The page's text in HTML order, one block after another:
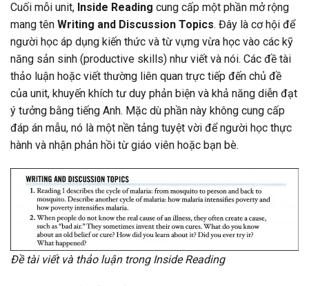
Cuối mỗi unit, Inside Reading cung cấp một phần mở rộng
mang tên Writing and Discussion Topics. Đây là cơ hội để
người học áp dụng kiến thức và từ vựng vừa học vào các kỹ
năng sản sinh (productive skills) như viết và nói. Các đề tài
thảo luận hoặc viết thường liên quan trực tiếp đến chủ đề
của unit, khuyến khích tư duy phản biện và khả năng diễn đạt
ý tưởng bằng tiếng Anh. Mặc dù phần này không cung cấp
đáp án mẫu, nó là một nền tảng tuyệt vời để người học thực
hành và nhận phản hồi từ giáo viên hoặc bạn bè.
Đề tài viết và thảo luận trong Inside Reading